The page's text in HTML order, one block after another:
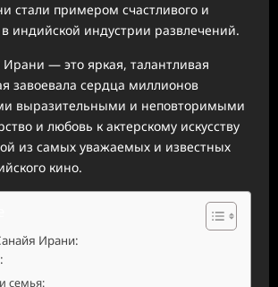
стали примером счастливого и
в индийской индустрии развлечений.
— это яркая, талантливая
завоевала сердца миллионов
выразительными и неповторимыми
и любовь к актерскому искусству
из самых уважаемых и известных
кино.
Ирани:
семья: